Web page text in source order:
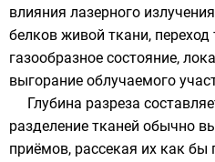
влияния лазерного
белков живой ткани,
газообразное состояние,
выгорание облучаемого
Глубина разреза
разделение тканей обычно
приёмов, рассекая их как бы